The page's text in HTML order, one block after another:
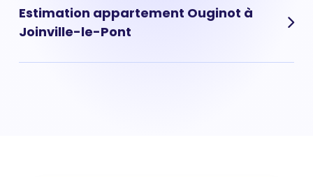
immobiliers rares qui affichent un prix au m² souvent
élevé.
Estimation appartement Ouginot à
Joinville-le-Pont